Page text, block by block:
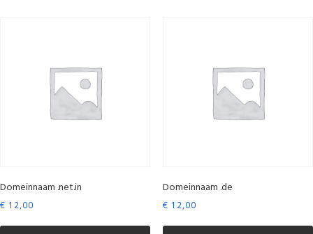
Domeinnaam .net.in
€ 12,00
Domeinnaam .de
€ 12,00